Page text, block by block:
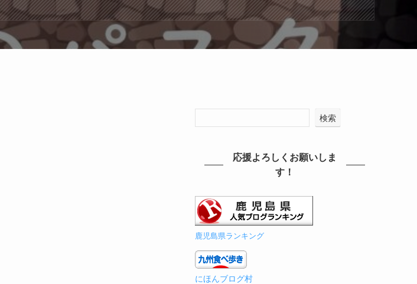
検索
応援よろしくお願いしま
す！
鹿児島県ランキング
にほんブログ村